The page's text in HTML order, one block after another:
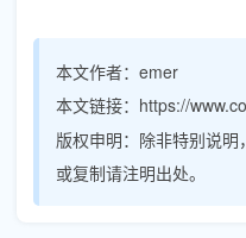
本文作者： emer
本文链接： https://
版权申明： 除非特别说明
或复制请注明出处。